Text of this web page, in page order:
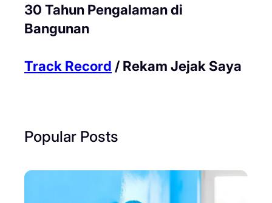
30 Tahun Pengalaman di
Bangunan
Track Record / Rekam Jejak Saya
Popular Posts